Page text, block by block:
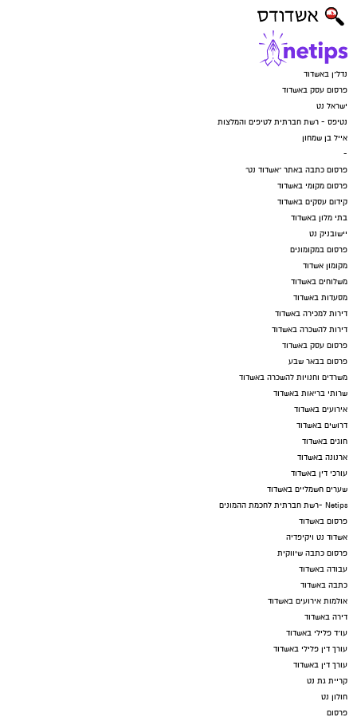
נדל"ן באשדוד
פרסום עסק באשדוד
ישראל נט
נטיפס - רשת חברתית לטיפים והמלצות
אייל בן שמחון
-
פרסום כתבה באתר "אשדוד נט"
פרסום מקומי באשדוד
קידום עסקים באשדוד
בתי מלון באשדוד
יישובניק נט
פרסום במקומונים
מקומון אשדוד
משלוחים באשדוד
מסעדות באשדוד
דירות למכירה באשדוד
דירות להשכרה באשדוד
פרסום עסק באשדוד
פרסום בבאר שבע
משרדים וחנויות להשכרה באשדוד
שרותי בריאות באשדוד
אירועים באשדוד
דרושים באשדוד
חוגים באשדוד
ארנונה באשדוד
עורכי דין באשדוד
שערים חשמליים באשדוד
Netips -רשת חברתית לחכמת ההמונים
פרסום באשדוד
אשדוד נט ויקיפדיה
פרסום כתבה שיווקית
עבודה באשדוד
כתבה באשדוד
אולמות אירועים באשדוד
דירה באשדוד
עו"ד פלילי באשדוד
עורך דין פלילי באשדוד
עורך דין באשדוד
קריית גת נט
חולון נט
פרסום